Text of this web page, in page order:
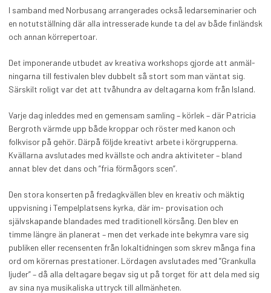
I samband med Norbusang arrangerades också ledarseminarier och
en notutställning där alla intresserade kunde ta del av både finländsk
och annan körrepertoar.
Det imponerande utbudet av kreativa workshops gjorde att anmäl-
ningarna till festivalen blev dubbelt så stort som man väntat sig.
Särskilt roligt var det att tvåhundra av deltagarna kom från Island.
Varje dag inleddes med en gemensam samling – körlek – där Patricia
Bergroth värmde upp både kroppar och röster med kanon och
folkvisor på gehör. Därpå följde kreativt arbete i körgrupperna.
Kvällarna avslutades med kvällste och andra aktiviteter – bland
annat blev det dans och ”fria förmågors scen”.
Den stora konserten på fredagkvällen blev en kreativ och mäktig
uppvisning i Tempelplatsens kyrka, där im- provisation och
självskapande blandades med traditionell körsång. Den blev en
timme längre än planerat – men det verkade inte bekymra vare sig
publiken eller recensenten från lokaltidningen som skrev många fina
ord om körernas prestationer. Lördagen avslutades med ”Grankulla
ljuder” – då alla deltagare begav sig ut på torget för att dela med sig
av sina nya musikaliska uttryck till allmänheten.